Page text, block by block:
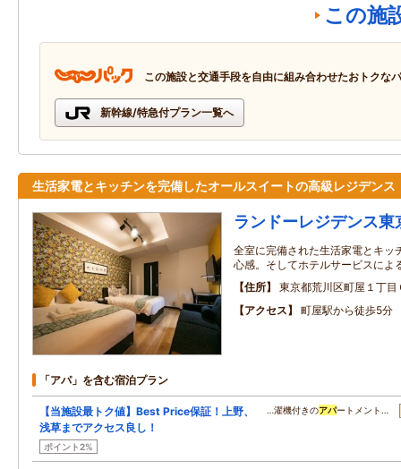
この施
この施設と交通手段を自由に組み合わせたおトクな
新幹線/特急付プラン一覧へ
生活家電とキッチンを完備したオールスイートの高級レジデンス
ランドーレジデンス東
全室に完備された生活家電とキッ
心感。そしてホテルサービスによ
住所
東京都荒川区町屋１丁目
アクセス
町屋駅から徒歩5分
「アパ」を含む宿泊プラン
【当施設最トク値】Best Price保証！上野、
浅草までアクセス良し！
ポイント2%
…濯機付きのアパートメント…